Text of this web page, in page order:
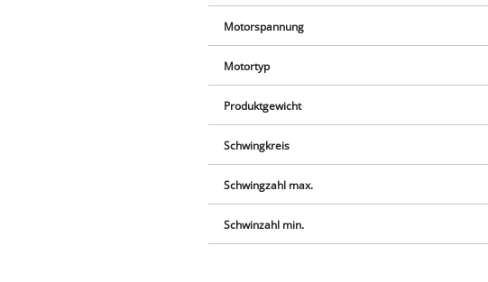
Motorspannung
Motortyp
Produktgewicht
Schwingkreis
Schwingzahl max.
Schwinzahl min.